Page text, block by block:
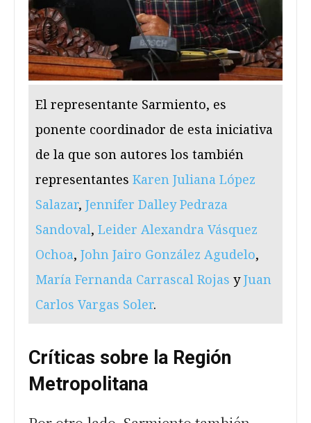
El representante Sarmiento, es
ponente coordinador de esta iniciativa
de la que son autores los también
representantes Karen Juliana López
Salazar, Jennifer Dalley Pedraza
Sandoval, Leider Alexandra Vásquez
Ochoa, John Jairo González Agudelo,
María Fernanda Carrascal Rojas yJuan
Carlos Vargas Soler.
Críticas sobre la Región
Metropolitana